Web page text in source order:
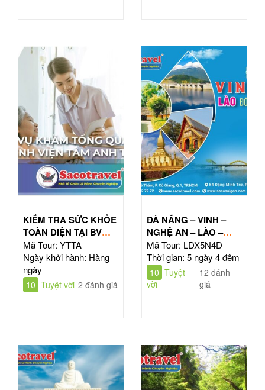
KIỂM TRA SỨC KHỎE
TOÀN DIỆN TẠI BV
TÂM ANH HỒ CHÍ
MINH
Mã Tour: YTTA
Ngày khởi hành: Hàng
ngày
10 Tuyệt vời 2 đánh giá
ĐÀ NẴNG – VINH –
NGHỆ AN – LÀO –
ĐÔNG BẮC THÁI LAN
| TOUR 5N4Đ
Mã Tour: LDX5N4D
Thời gian: 5 ngày 4 đêm
10 Tuyệt
vời
12 đánh
giá